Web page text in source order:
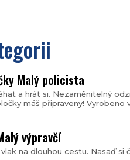
Malý policista
a hrát si. Nezaměnitelný
máš připraveny! Vyrobeno v
výpravčí
vlak na dlouhou cestu. Nasaď